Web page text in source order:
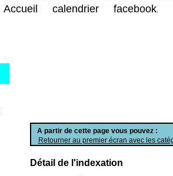
A partir de cette page vous pouvez :
Retourner au premier écran avec les
Détail de l'indexation
Accueil calendrier facebook.